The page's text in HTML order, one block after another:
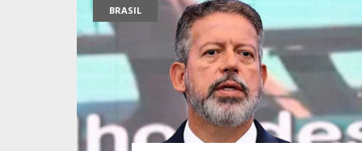
BRASIL